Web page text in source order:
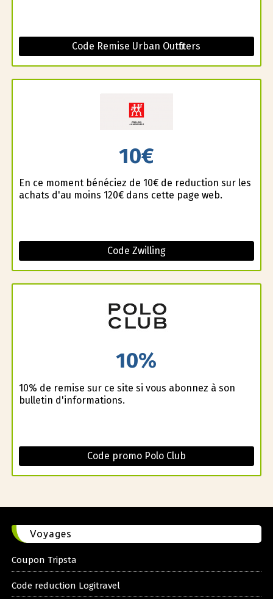
Code Remise Urban Outfitters
10€
En ce moment bénéficiez de 10€ de reduction sur les
achats d'au moins 120€ dans cette page web.
Code Zwilling
10%
10% de remise sur ce site si vous abonnez à son
bulletin d'informations.
Code promo Polo Club
Voyages
Coupon Tripsta
Code reduction Logitravel